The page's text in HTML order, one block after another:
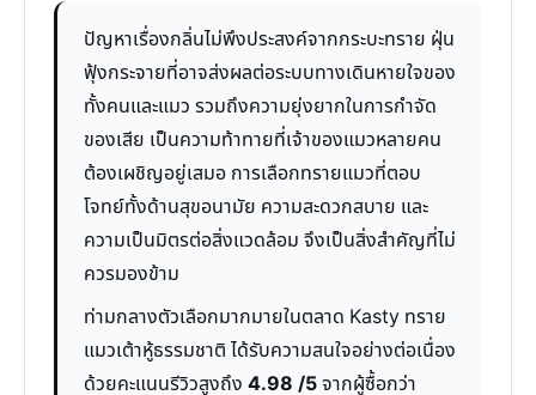
ปัญหาเรื่องกลิ่นไม่พึงประสงค์จากกระบะทราย ฝุ่น
ฟุ้งกระจายที่อาจส่งผลต่อระบบทางเดินหายใจของ
ทั้งคนและแมว รวมถึงความยุ่งยากในการกำจัด
ของเสีย เป็นความท้าทายที่เจ้าของแมวหลายคน
ต้องเผชิญอยู่เสมอ การเลือกทรายแมวที่ตอบ
โจทย์ทั้งด้านสุขอนามัย ความสะดวกสบาย และ
ความเป็นมิตรต่อสิ่งแวดล้อม จึงเป็นสิ่งสำคัญที่ไม่
ควรมองข้าม
ท่ามกลางตัวเลือกมากมายในตลาด Kasty ทราย
แมวเต้าหู้ธรรมชาติ ได้รับความสนใจอย่างต่อเนื่อง
ด้วยคะแนนรีวิวสูงถึง 4.98 /5จากผู้ซื้อกว่า